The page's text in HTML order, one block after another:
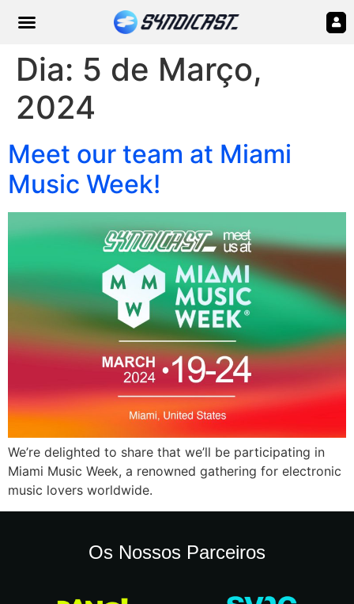
Dia: 5 de Março,
2024
Meet our team at Miami
Music Week!
We’re delighted to share that we’ll be participating in
Miami Music Week, a renowned gathering for electronic
music lovers worldwide.
Os Nossos Parceiros